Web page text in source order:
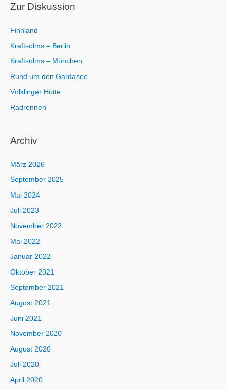
h
Zur Diskussion
Finnland
Kraftsolms – Berlin
Kraftsolms – München
Rund um den Gardasee
Völklinger Hütte
Radrennen
Archiv
März 2026
September 2025
Mai 2024
Juli 2023
November 2022
Mai 2022
Januar 2022
Oktober 2021
September 2021
August 2021
Juni 2021
November 2020
August 2020
Juli 2020
April 2020